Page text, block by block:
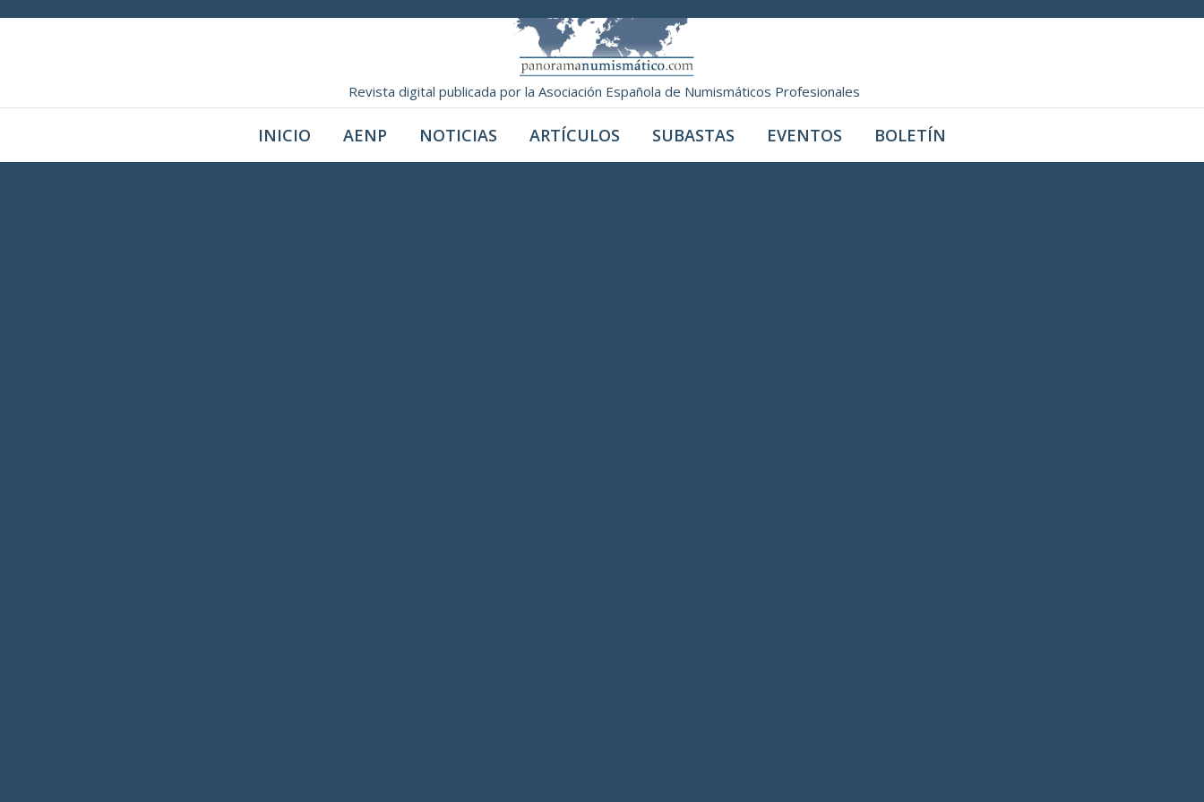
Revista digital publicada por la Asociación Española de Numismáticos Profesionales
INICIO AENP NOTICIAS ARTÍCULOS SUBASTAS EVENTOS BOLETÍN